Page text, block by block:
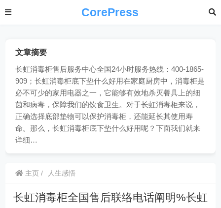
CorePress
文章摘要
长虹消毒柜售后服务中心全国24小时服务热线：400-1865-
909；长虹消毒柜底下垫什么好用在家庭厨房中，消毒柜是
必不可少的家用电器之一，它能够有效地杀灭餐具上的细
菌和病毒，保障我们的饮食卫生。对于长虹消毒柜来说，
正确选择底部垫物可以保护消毒柜，还能延长其使用寿
命。那么，长虹消毒柜底下垫什么好用呢？下面我们就来
详细…
主页 人生感悟
长虹消毒柜全国售后联络电话阐明%长虹